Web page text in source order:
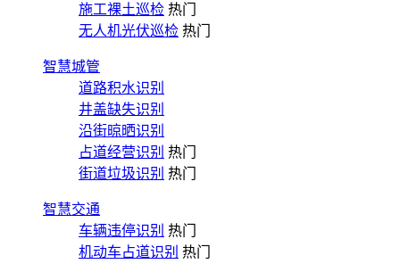
施工裸土巡检 热门
无人机光伏巡检 热门
智慧城管
道路积水识别
井盖缺失识别
沿街晾晒识别
占道经营识别 热门
街道垃圾识别 热门
智慧交通
车辆违停识别 热门
机动车占道识别 热门